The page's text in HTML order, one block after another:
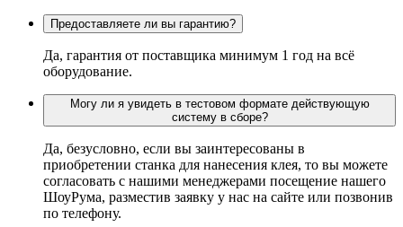
Предоставляете ли вы гарантию?
Да, гарантия от поставщика минимум 1 год на всё
оборудование.
Могу ли я увидеть в тестовом формате действующую
систему в сборе?
Да, безусловно, если вы заинтересованы в
приобретении станка для нанесения клея, то вы можете
согласовать с нашими менеджерами посещение нашего
ШоуРума, разместив заявку у нас на сайте или позвонив
по телефону.